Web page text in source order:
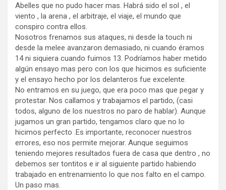
Abelles que no pudo hacer mas. Habrá sido el sol , el
viento , la arena , el arbitraje, el viaje, el mundo que
conspiro contra ellos.
Nosotros frenamos sus ataques, ni desde la touch ni
desde la melee avanzaron demasiado, ni cuando éramos
14 ni siquiera cuando fuimos 13. Podríamos haber metido
algún ensayo mas pero con los que hicimos es suficiente
y el ensayo hecho por los delanteros fue excelente.
No entramos en su juego, que era poco mas que pegar y
protestar. Nos callamos y trabajamos el partido, (casi
todos, alguno de los nuestros no paro de hablar). Aunque
jugamos un gran partido, tengamos claro que no lo
hicimos perfecto .Es importante, reconocer nuestros
errores, eso nos permite mejorar. Aunque seguimos
teniendo mejores resultados fuera de casa que dentro , no
debemos ser tontitos e ir al siguiente partido habiendo
trabajado en entrenamiento lo que nos falto en el campo.
Un paso mas.